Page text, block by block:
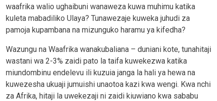
waafrika walio ughaibuni wanaweza kuwa muhimu katika
kuleta mabadiliko Ulaya? Tunawezaje kuweka juhudi za
pamoja kupambana na mizunguko haramu ya kifedha?
Wazungu na Waafrika wanakubaliana – duniani kote, tunahitaji
wastani wa 2-3% zaidi pato la taifa kuwekezwa katika
miundombinu endelevu ili kuzuia janga la hali ya hewa na
kuwezesha ukuaji jumuishi unaotoa kazi kwa wengi. Kwa nchi
za Afrika, hitaji la uwekezaji ni zaidi kiuwiano kwa sababu